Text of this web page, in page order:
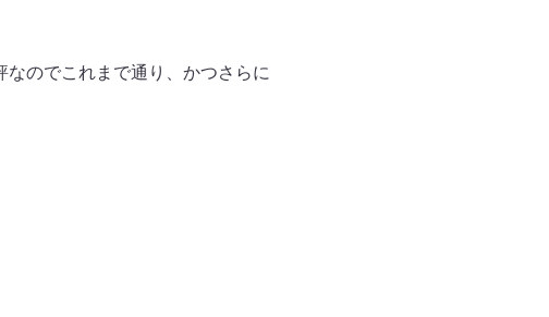
のでこれまで通り、かつさらに